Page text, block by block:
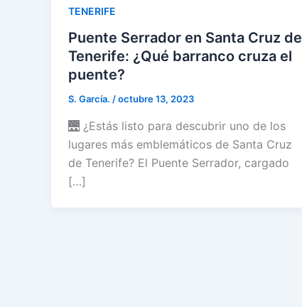
TENERIFE
Puente Serrador en Santa Cruz de
Tenerife: ¿Qué barranco cruza el
puente?
S. García. /octubre 13, 2023
🌉 ¿Estás listo para descubrir uno de los
lugares más emblemáticos de Santa Cruz
de Tenerife? El Puente Serrador, cargado
[…]